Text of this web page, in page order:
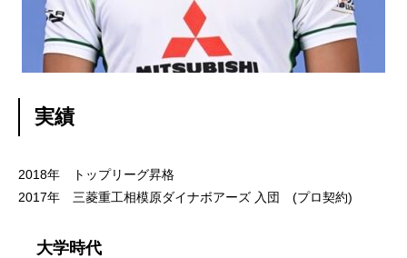
実績
2018年 トップリーグ昇格
2017年 三菱重工相模原ダイナボアーズ 入団 (プロ契約)
大学時代